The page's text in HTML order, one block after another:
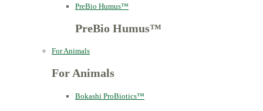
PreBio Humus™
PreBio Humus™
For Animals
For Animals
Bokashi ProBiotics™